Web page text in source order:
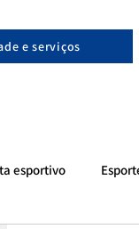
e serviços
esportivo